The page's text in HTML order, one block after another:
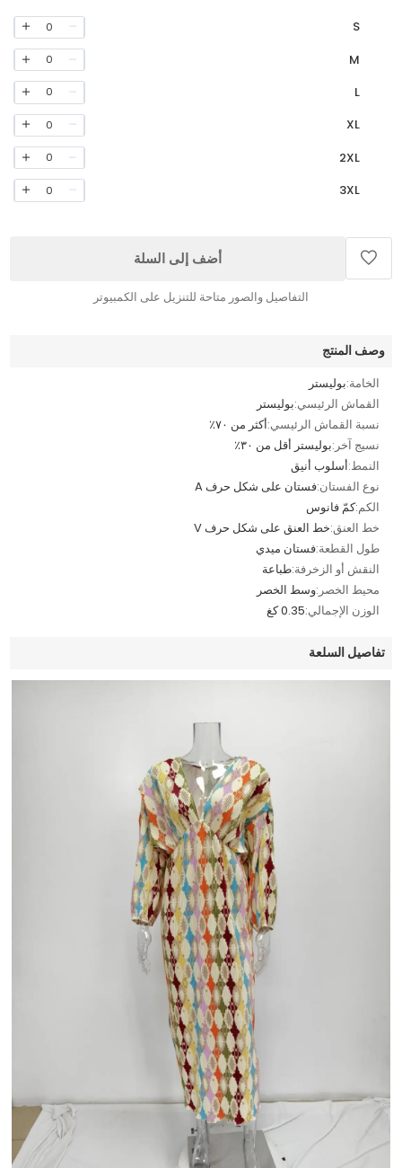
S
0
M
0
L
0
XL
0
2XL
0
3XL
0
أضف إلى السلة
التفاصيل والصور متاحة للتنزيل على الكمبيوتر
وصف المنتج
الخامة:بوليستر
القماش الرئيسي:بوليستر
نسبة القماش الرئيسي:أكثر من ٧٠٪
نسيج آخر:بوليستر أقل من ٣٠٪
النمط:أسلوب أنيق
نوع الفستان:فستان على شكل حرف A
الكم:كمّ فانوس
خط العنق:خط العنق على شكل حرف V
طول القطعة:فستان ميدي
النقش أو الزخرفة:طباعة
محيط الخصر:وسط الخصر
الوزن الإجمالي:0.35 كغ
تفاصيل السلعة